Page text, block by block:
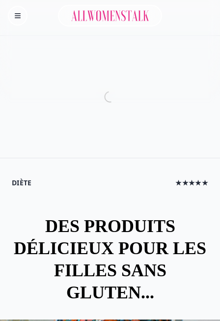
Homepage
Allwomenstalk
DIÈTE ★★★★★
DES PRODUITS
DÉLICIEUX POUR LES
FILLES SANS
GLUTEN...